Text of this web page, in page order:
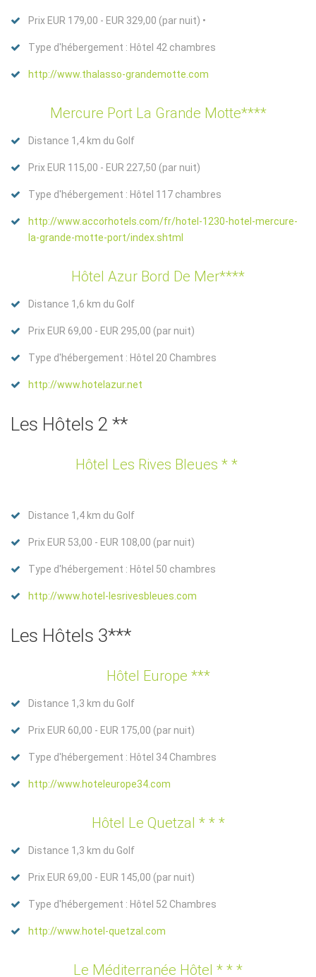
Prix EUR 179,00 - EUR 329,00 (par nuit) •
Type d'hébergement : Hôtel 42 chambres
http://www.thalasso-grandemotte.com
Mercure Port La Grande Motte****
Distance 1,4 km du Golf
Prix EUR 115,00 - EUR 227,50 (par nuit)
Type d'hébergement : Hôtel 117 chambres
http://www.accorhotels.com/fr/hotel-1230-hotel-mercure-
la-grande-motte-port/index.shtml
Hôtel Azur Bord De Mer****
Distance 1,6 km du Golf
Prix EUR 69,00 - EUR 295,00 (par nuit)
Type d'hébergement : Hôtel 20 Chambres
http://www.hotelazur.net
Les Hôtels 2 **
Hôtel Les Rives Bleues * *
Distance 1,4 km du Golf
Prix EUR 53,00 - EUR 108,00 (par nuit)
Type d'hébergement : Hôtel 50 chambres
http://www.hotel-lesrivesbleues.com
Les Hôtels 3***
Hôtel Europe ***
Distance 1,3 km du Golf
Prix EUR 60,00 - EUR 175,00 (par nuit)
Type d'hébergement : Hôtel 34 Chambres
http://www.hoteleurope34.com
Hôtel Le Quetzal * * *
Distance 1,3 km du Golf
Prix EUR 69,00 - EUR 145,00 (par nuit)
Type d'hébergement : Hôtel 52 Chambres
http://www.hotel-quetzal.com
Le Méditerranée Hôtel * * *